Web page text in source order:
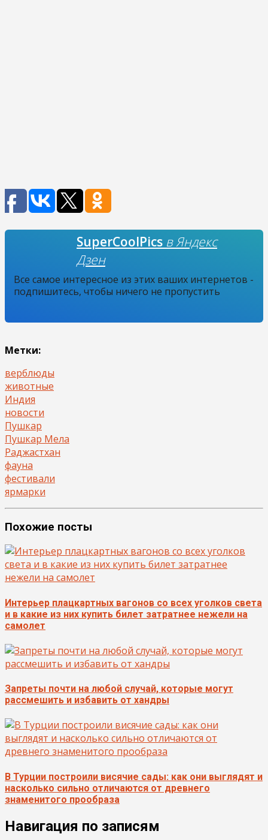
SuperCoolPics в Яндекс
Дзен
Все самое интересное из этих ваших интернетов -
подпишитесь, чтобы ничего не пропустить
Метки:
верблюды
животные
Индия
новости
Пушкар
Пушкар Мела
Раджастхан
фауна
фестивали
ярмарки
Похожие посты
Интерьер плацкартных вагонов со всех уголков света
и в какие из них купить билет затратнее нежели на
самолет
Запреты почти на любой случай, которые могут
рассмешить и избавить от хандры
В Турции построили висячие сады: как они выглядят и
насколько сильно отличаются от древнего
знаменитого прообраза
Навигация по записям